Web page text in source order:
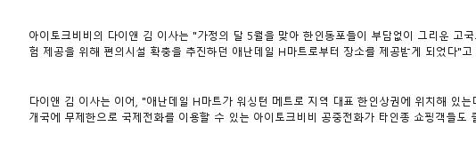
아이토크비비의 다이앤 김 이사는 "가정의 달 5월을 맞아 한인동포들이 부담없이 그리운 고
험 제공을 위해 편의시설 확충을 추진하던 애난데일 H마트로부터 장소를 제공받게 되었다"고
다이앤 김 이사는 이어, "애난데일 H마트가 워싱턴 메트로 지역 대표 한인상권에 위치해 있
개국에 무제한으로 국제전화를 이용할 수 있는 아이토크비비 공중전화가 타인종 쇼핑객들도